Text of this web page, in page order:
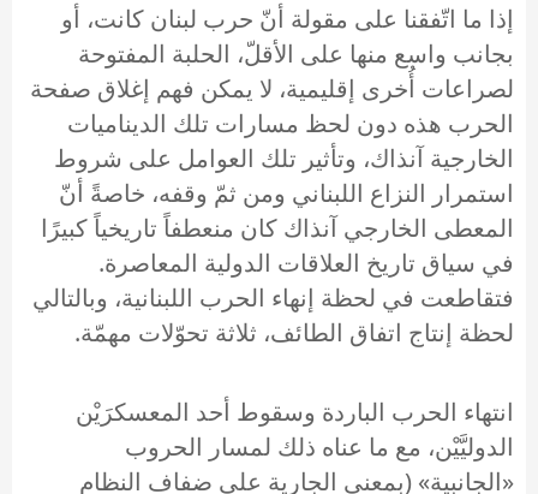
إذا ما اتّفقنا على مقولة أنّ حرب لبنان كانت، أو
بجانب واسع منها على الأقلّ، الحلبة المفتوحة
لصراعات أُخرى إقليمية، لا يمكن فهم إغلاق صفحة
الحرب هذه دون لحظ مسارات تلك الديناميات
الخارجية آنذاك، وتأثير تلك العوامل على شروط
استمرار النزاع اللبناني ومن ثمّ وقفه، خاصةً أنّ
المعطى الخارجي آنذاك كان منعطفاً تاريخياً كبيرًا
في سياق تاريخ العلاقات الدولية المعاصرة.
فتقاطعت في لحظة إنهاء الحرب اللبنانية، وبالتالي
لحظة إنتاج اتفاق الطائف، ثلاثة تحوّلات مهمّة.
انتهاء الحرب الباردة وسقوط أحد المعسكرَيْن
الدوليَّيْن، مع ما عناه ذلك لمسار الحروب
«الجانبية» (بمعنى الجارية على ضفاف النظام